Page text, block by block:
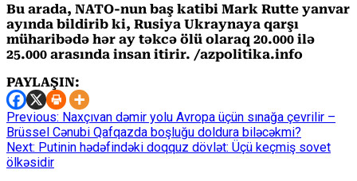
Bu arada, NATO-nun baş katibi Mark Rutte yanvar
ayında bildirib ki, Rusiya Ukraynaya qarşı
müharibədə hər ay təkcə ölü olaraq 20.000 ilə
25.000 arasında insan itirir. /azpolitika.info
PAYLAŞIN:
Continue
Reading
Previous: Naxçıvan dəmir yolu Avropa üçün sınağa çevrilir –
Brüssel Cənubi Qafqazda boşluğu doldura biləcəkmi?
Next: Putinin hədəfindəki doqquz dövlət: Üçü keçmiş sovet
ölkəsidir